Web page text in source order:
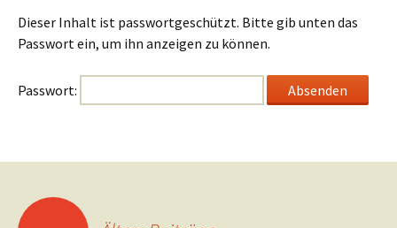
Dieser Inhalt ist passwortgeschützt. Bitte gib unten das
Passwort ein, um ihn anzeigen zu können.
Passwort: